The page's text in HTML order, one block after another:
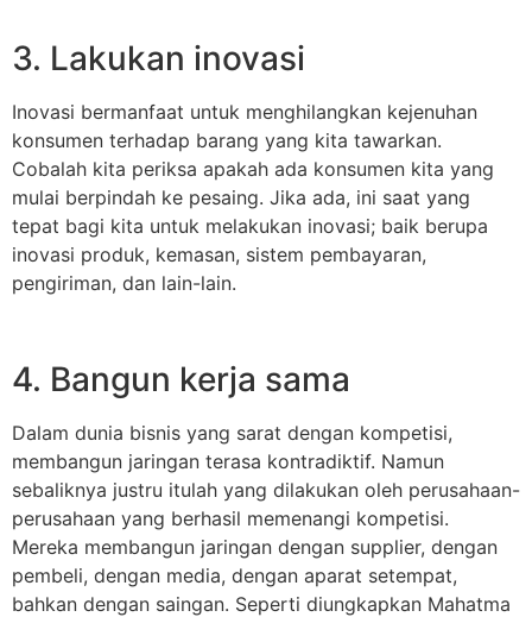
3. Lakukan inovasi
Inovasi bermanfaat untuk menghilangkan kejenuhan
konsumen terhadap barang yang kita tawarkan.
Cobalah kita periksa apakah ada konsumen kita yang
mulai berpindah ke pesaing. Jika ada, ini saat yang
tepat bagi kita untuk melakukan inovasi; baik berupa
inovasi produk, kemasan, sistem pembayaran,
pengiriman, dan lain-lain.
4. Bangun kerja sama
Dalam dunia bisnis yang sarat dengan kompetisi,
membangun jaringan terasa kontradiktif. Namun
sebaliknya justru itulah yang dilakukan oleh perusahaan-
perusahaan yang berhasil memenangi kompetisi.
Mereka membangun jaringan dengan supplier, dengan
pembeli, dengan media, dengan aparat setempat,
bahkan dengan saingan. Seperti diungkapkan Mahatma